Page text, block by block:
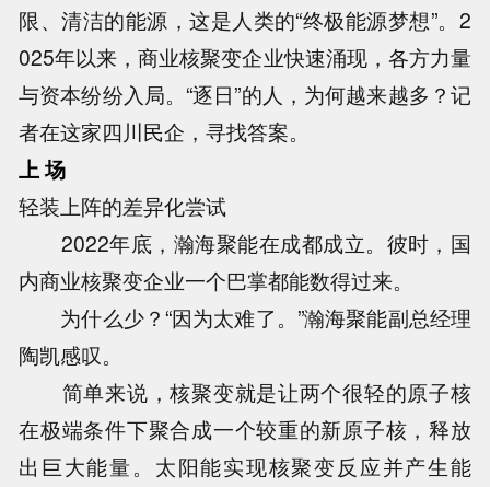
限、清洁的能源，这是人类的“终极能源梦想”。2
025年以来，商业核聚变企业快速涌现，各方力量
与资本纷纷入局。“逐日”的人，为何越来越多？记
者在这家四川民企，寻找答案。
上 场
轻装上阵的差异化尝试
2022年底，瀚海聚能在成都成立。彼时，国
内商业核聚变企业一个巴掌都能数得过来。
为什么少？“因为太难了。”瀚海聚能副总经理
陶凯感叹。
简单来说，核聚变就是让两个很轻的原子核
在极端条件下聚合成一个较重的新原子核，释放
出巨大能量。太阳能实现核聚变反应并产生能